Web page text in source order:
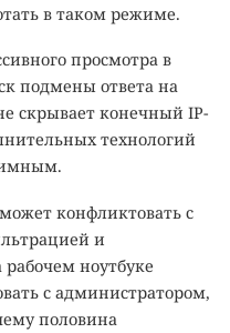
в таком режиме.
просмотра в
подмены ответа на
скрывает конечный IP-
технологий
конфликтовать с
и
ноутбуке
с администратором,
половина